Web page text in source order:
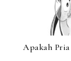
Apakah